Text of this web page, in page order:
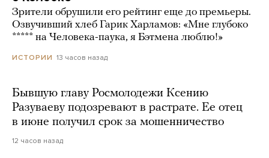
Зрители обрушили его рейтинг еще до премьеры.
Озвучивший хлеб Гарик Харламов: «Мне глубоко
***** на Человека-паука, я Бэтмена люблю!»
ИСТОРИИ 13 часов назад
Бывшую главу Росмолодежи Ксению
Разуваеву подозревают в растрате. Ее отец
в июне получил срок за мошенничество
12 часов назад